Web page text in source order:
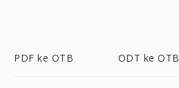
PDF ke OTB ODT ke OTB